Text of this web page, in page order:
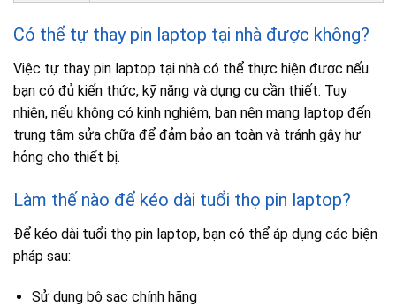
Có thể tự thay pin laptop tại nhà được không?
Việc tự thay pin laptop tại nhà có thể thực hiện được nếu
bạn có đủ kiến thức, kỹ năng và dụng cụ cần thiết. Tuy
nhiên, nếu không có kinh nghiệm, bạn nên mang laptop đến
trung tâm sửa chữa để đảm bảo an toàn và tránh gây hư
hỏng cho thiết bị.
Làm thế nào để kéo dài tuổi thọ pin laptop?
Để kéo dài tuổi thọ pin laptop, bạn có thể áp dụng các biện
pháp sau:
Sử dụng bộ sạc chính hãng